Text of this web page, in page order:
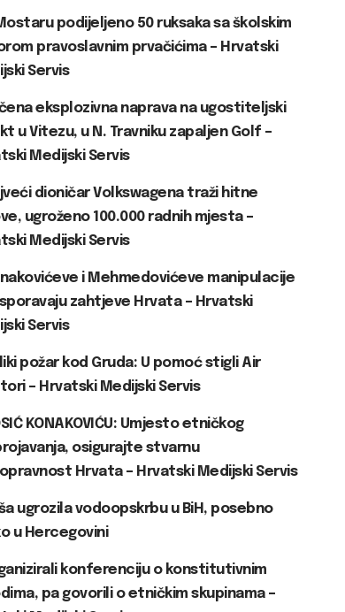
podijeljeno 50 ruksaka sa školskim
pravoslavnim prvačićima – Hrvatski
Servis
eksplozivna naprava na ugostiteljski
u Vitezu, u N. Travniku zapaljen Golf –
Medijski Servis
dioničar Volkswagena traži hitne
ugroženo 100.000 radnih mjesta –
Medijski Servis
i Mehmedovićeve manipulacije
zahtjeve Hrvata – Hrvatski
Servis
požar kod Gruda: U pomoć stigli Air
– Hrvatski Medijski Servis
KONAKOVIĆU: Umjesto etničkog
osigurajte stvarnu
Hrvata – Hrvatski Medijski Servis
ugrozila vodoopskrbu u BiH, posebno
u Hercegovini
konferenciju o konstitutivnim
pa govorili o etničkim skupinama –